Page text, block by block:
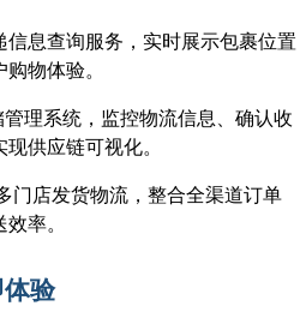
信息查询服务，实时展示包裹位置
物体验。
管理系统，监控物流信息、确认收
供应链可视化。
门店发货物流，整合全渠道订单
率。
验